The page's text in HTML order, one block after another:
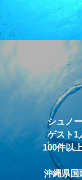
シュノ
ゲスト1
100件以
沖縄県国